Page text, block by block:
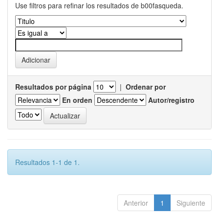
Use filtros para refinar los resultados de b00fasqueda.
Resultados por página | Ordenar por
En orden
Autor/registro
Resultados 1-1 de 1.
Anterior 1 Siguiente